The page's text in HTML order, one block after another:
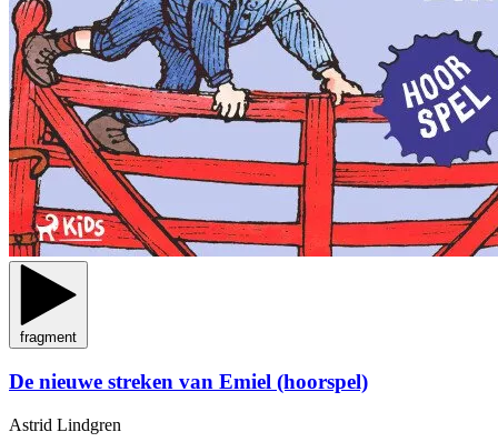
fragment
De nieuwe streken van Emiel (hoorspel)
Astrid Lindgren